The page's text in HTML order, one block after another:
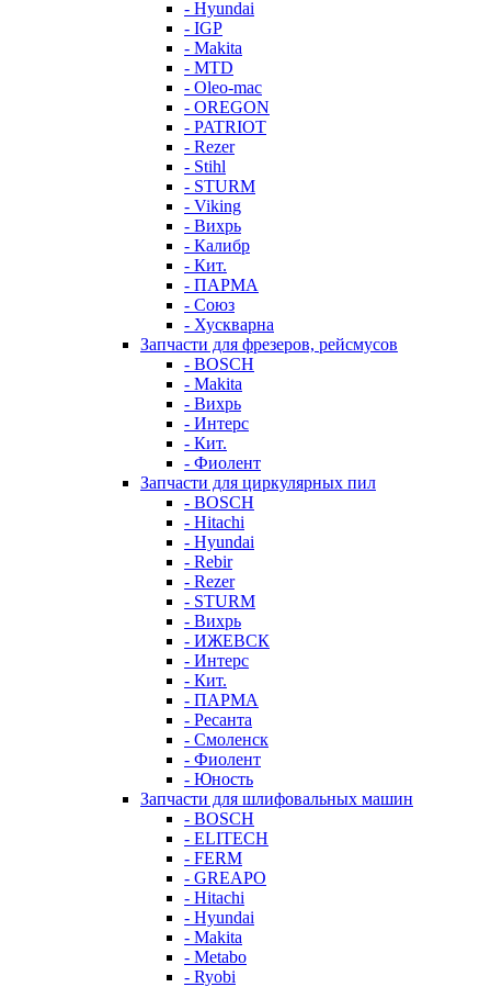
- Hyundai
- IGP
- Makita
- MTD
- Oleo-mac
- OREGON
- PATRIOT
- Rezer
- Stihl
- STURM
- Viking
- Вихрь
- Калибр
- Кит.
- ПАРМА
- Союз
- Хускварна
Запчасти для фрезеров, рейсмусов
- BOSCH
- Makita
- Вихрь
- Интерс
- Кит.
- Фиолент
Запчасти для циркулярных пил
- BOSCH
- Hitachi
- Hyundai
- Rebir
- Rezer
- STURM
- Вихрь
- ИЖЕВСК
- Интерс
- Кит.
- ПАРМА
- Ресанта
- Смоленск
- Фиолент
- Юность
Запчасти для шлифовальных машин
- BOSCH
- ELITECH
- FERM
- GREAPO
- Hitachi
- Hyundai
- Makita
- Metabo
- Ryobi